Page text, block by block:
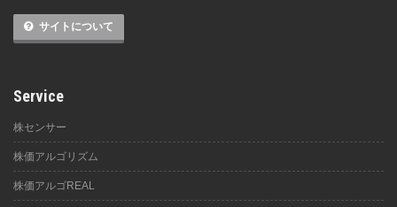
サイトについて
Service
株センサー
株価アルゴリズム
株価アルゴREAL